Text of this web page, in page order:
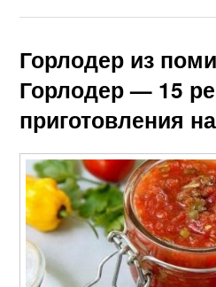
Горлодер из
Горлодер — 15
приготовления